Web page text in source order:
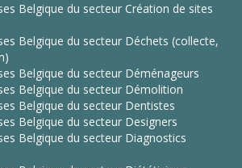
Belgique du secteur Création de sites
Belgique du secteur Déchets (collecte,
Belgique du secteur Déménageurs
Belgique du secteur Démolition
Belgique du secteur Dentistes
Belgique du secteur Designers
Belgique du secteur Diagnostics